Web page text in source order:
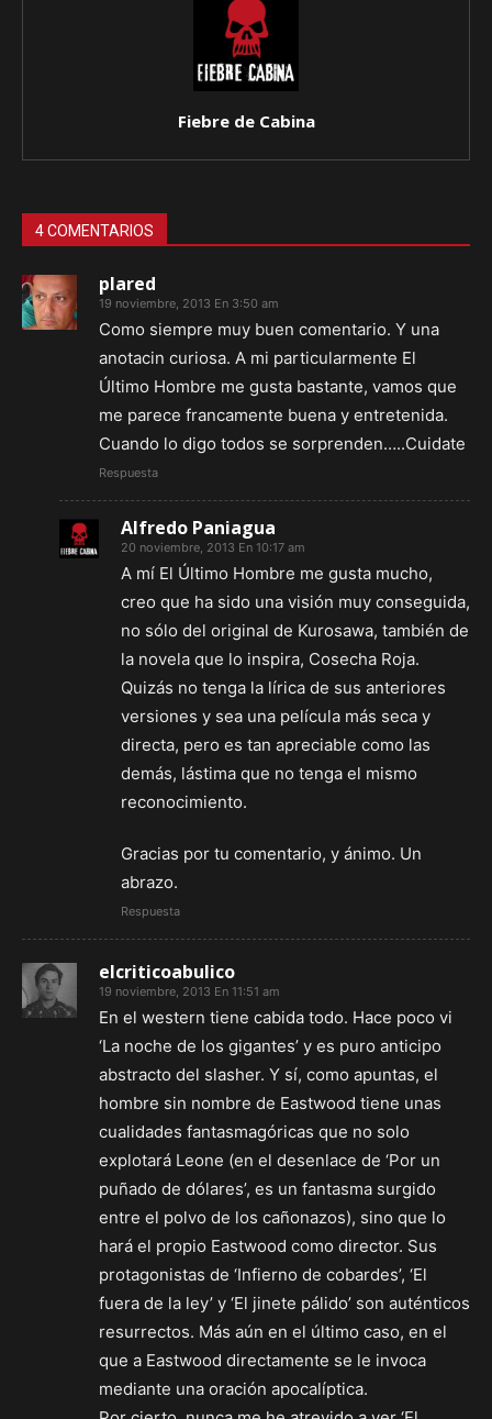
Fiebre de Cabina
4 COMENTARIOS
plared
19 noviembre, 2013 En 3:50 am
Como siempre muy buen comentario. Y una
anotacin curiosa. A mi particularmente El
Último Hombre me gusta bastante, vamos que
me parece francamente buena y entretenida.
Cuando lo digo todos se sorprenden…..Cuidate
Respuesta
Alfredo Paniagua
20 noviembre, 2013 En 10:17 am
A mí El Último Hombre me gusta mucho,
creo que ha sido una visión muy conseguida,
no sólo del original de Kurosawa, también de
la novela que lo inspira, Cosecha Roja.
Quizás no tenga la lírica de sus anteriores
versiones y sea una película más seca y
directa, pero es tan apreciable como las
demás, lástima que no tenga el mismo
reconocimiento.
Gracias por tu comentario, y ánimo. Un
abrazo.
Respuesta
elcriticoabulico
19 noviembre, 2013 En 11:51 am
En el western tiene cabida todo. Hace poco vi
‘La noche de los gigantes’ y es puro anticipo
abstracto del slasher. Y sí, como apuntas, el
hombre sin nombre de Eastwood tiene unas
cualidades fantasmagóricas que no solo
explotará Leone (en el desenlace de ‘Por un
puñado de dólares’, es un fantasma surgido
entre el polvo de los cañonazos), sino que lo
hará el propio Eastwood como director. Sus
protagonistas de ‘Infierno de cobardes’, ‘El
fuera de la ley’ y ‘El jinete pálido’ son auténticos
resurrectos. Más aún en el último caso, en el
que a Eastwood directamente se le invoca
mediante una oración apocalíptica.